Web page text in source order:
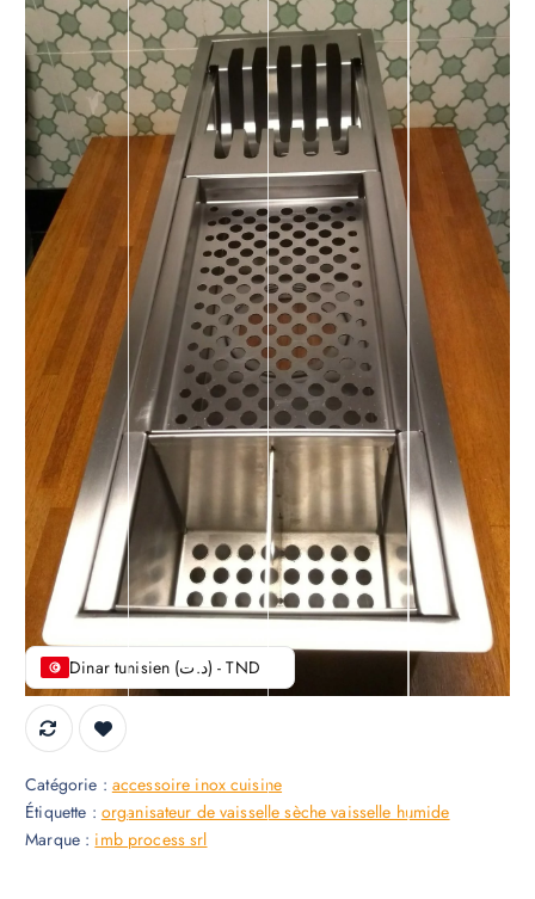
évier humide organisateur
vaiselle
Dinar tunisien (د.ت) - TND
Catégorie : accessoire inox cuisine
Étiquette : organisateur de vaisselle sèche vaisselle humide
Marque : imb process srl